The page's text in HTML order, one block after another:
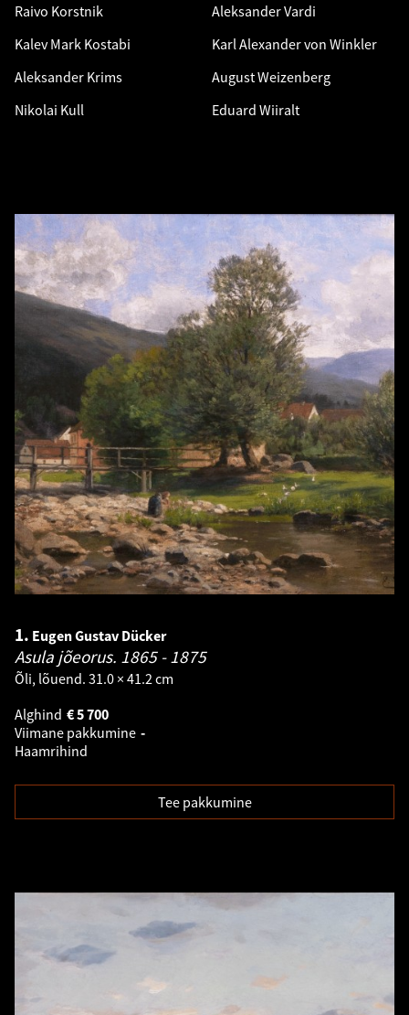
Raivo Korstnik
Kalev Mark Kostabi
Aleksander Krims
Nikolai Kull
Aleksander Vardi
Karl Alexander von Winkler
August Weizenberg
Eduard Wiiralt
1. Eugen Gustav Dücker
Asula jõeorus. 1865 - 1875
Õli, lõuend. 31.0 × 41.2 cm
Alghind
5 700
€
Viimane pakkumine -
Haamrihind
Tee pakkumine